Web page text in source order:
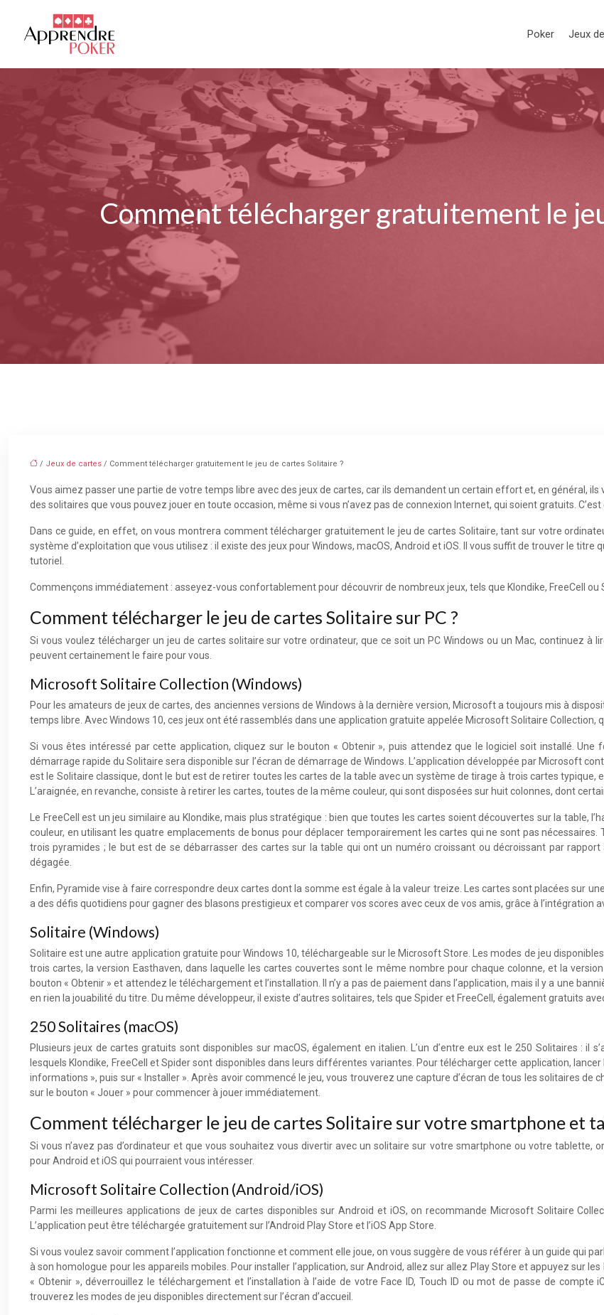
Poker Jeux
Comment télécharger gratuitement le
/ Jeux de cartes / Comment télécharger gratuitement le jeu de cartes Solitaire ?
Vous aimez passer une partie de votre temps libre avec des jeux de cartes, car ils demandent un certain effort et, en général,
des solitaires que vous pouvez jouer en toute occasion, même si vous n’avez pas de connexion Internet, qui soient gratuits. C’est
Dans ce guide, en effet, on vous montrera comment télécharger gratuitement le jeu de cartes Solitaire, tant sur votre
système d’exploitation que vous utilisez : il existe des jeux pour Windows, macOS, Android et iOS. Il vous suffit de trouver le
tutoriel.
Commençons immédiatement : asseyez-vous confortablement pour découvrir de nombreux jeux, tels que Klondike, FreeCell ou
Comment télécharger le jeu de cartes Solitaire sur PC ?
Si vous voulez télécharger un jeu de cartes solitaire sur votre ordinateur, que ce soit un PC Windows ou un Mac, continuez à
peuvent certainement le faire pour vous.
Microsoft Solitaire Collection (Windows)
Pour les amateurs de jeux de cartes, des anciennes versions de Windows à la dernière version, Microsoft a toujours mis à
temps libre. Avec Windows 10, ces jeux ont été rassemblés dans une application gratuite appelée Microsoft Solitaire Collection,
Si vous êtes intéressé par cette application, cliquez sur le bouton « Obtenir », puis attendez que le logiciel soit installé. Une
démarrage rapide du Solitaire sera disponible sur l’écran de démarrage de Windows. L’application développée par Microsoft
est le Solitaire classique, dont le but est de retirer toutes les cartes de la table avec un système de tirage à trois cartes typique,
L’araignée, en revanche, consiste à retirer les cartes, toutes de la même couleur, qui sont disposées sur huit colonnes, dont
Le FreeCell est un jeu similaire au Klondike, mais plus stratégique : bien que toutes les cartes soient découvertes sur la table,
couleur, en utilisant les quatre emplacements de bonus pour déplacer temporairement les cartes qui ne sont pas nécessaires.
trois pyramides ; le but est de se débarrasser des cartes sur la table qui ont un numéro croissant ou décroissant par
dégagée.
Enfin, Pyramide vise à faire correspondre deux cartes dont la somme est égale à la valeur treize. Les cartes sont placées sur
a des défis quotidiens pour gagner des blasons prestigieux et comparer vos scores avec ceux de vos amis, grâce à l’intégration
Solitaire (Windows)
Solitaire est une autre application gratuite pour Windows 10, téléchargeable sur le Microsoft Store. Les modes de jeu
trois cartes, la version Easthaven, dans laquelle les cartes couvertes sont le même nombre pour chaque colonne, et la
bouton « Obtenir » et attendez le téléchargement et l’installation. Il n’y a pas de paiement dans l’application, mais il y a une
en rien la jouabilité du titre. Du même développeur, il existe d’autres solitaires, tels que Spider et FreeCell, également gratuits
250 Solitaires (macOS)
Plusieurs jeux de cartes gratuits sont disponibles sur macOS, également en italien. L’un d’entre eux est le 250 Solitaires : il
lesquels Klondike, FreeCell et Spider sont disponibles dans leurs différentes variantes. Pour télécharger cette application,
informations », puis sur « Installer ». Après avoir commencé le jeu, vous trouverez une capture d’écran de tous les solitaires
sur le bouton « Jouer » pour commencer à jouer immédiatement.
Comment télécharger le jeu de cartes Solitaire sur votre smartphone et
Si vous n’avez pas d’ordinateur et que vous souhaitez vous divertir avec un solitaire sur votre smartphone ou votre tablette,
pour Android et iOS qui pourraient vous intéresser.
Microsoft Solitaire Collection (Android/iOS)
Parmi les meilleures applications de jeux de cartes disponibles sur Android et iOS, on recommande Microsoft Solitaire
L’application peut être téléchargée gratuitement sur l’Android Play Store et l’iOS App Store.
Si vous voulez savoir comment l’application fonctionne et comment elle joue, on vous suggère de vous référer à un guide qui
à son homologue pour les appareils mobiles. Pour installer l’application, sur Android, allez sur allez Play Store et appuyez sur
« Obtenir », déverrouillez le téléchargement et l’installation à l’aide de votre Face ID, Touch ID ou mot de passe de compte
trouverez les modes de jeu disponibles directement sur l’écran d’accueil.